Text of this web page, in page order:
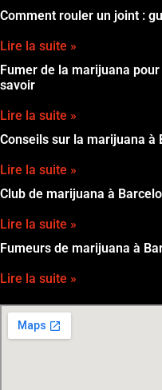
Comment rouler un joint :
Lire la suite »
Fumer de la marijuana
savoir
Lire la suite »
Conseils sur la marijuana à
Lire la suite »
Club de marijuana à
Lire la suite »
Fumeurs de marijuana à
Lire la suite »